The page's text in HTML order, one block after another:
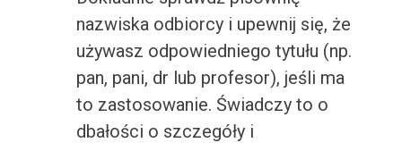
nazwiska odbiorcy i upewnij się, że
używasz odpowiedniego tytułu (np.
pan, pani, dr lub profesor), jeśli ma
to zastosowanie. Świadczy to o
dbałości o szczegóły i